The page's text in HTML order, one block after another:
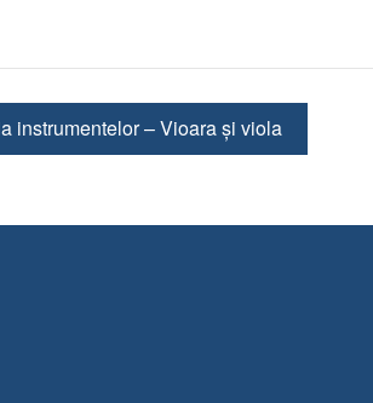
instrumentelor – Vioara și viola